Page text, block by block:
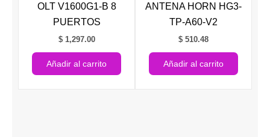
OLT V1600G1-B 8
PUERTOS
$1,297.00
Añadir al carrito
ANTENA HORN HG3-
TP-A60-V2
$ 510.48
Añadir al carrito